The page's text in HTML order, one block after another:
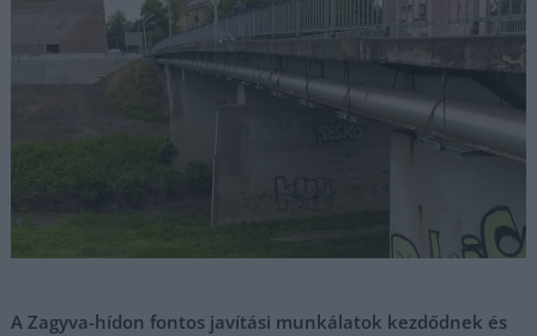
A Zagyva-hídon fontos javítási munkálatok kezdődnek és